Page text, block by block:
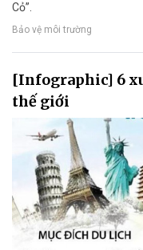
Cỏ”.
Bảo vệ môi trường
[Infographic] 6
thế giới